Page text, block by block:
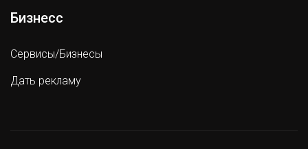
Бизнесс
Сервисы/Бизнесы
Дать рекламу